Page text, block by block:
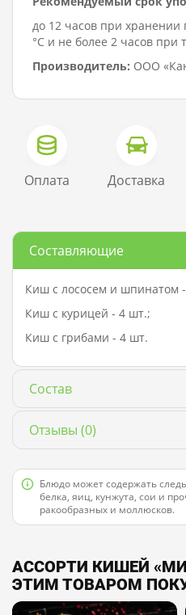
до 12 часов при
°C и не более 2 часов при
Производитель: ООО
Составляющие
Киш с лососем и шпинатом
Киш с курицей - 4 шт.;
Киш с грибами - 4 шт.
Состав
Отзывы (0)
Оплата Доставка
Блюдо может содержать
белка, яиц, кунжута, сои и
ракообразных и моллюсков.
АССОРТИ КИШЕЙ
ЭТИМ ТОВАРОМ